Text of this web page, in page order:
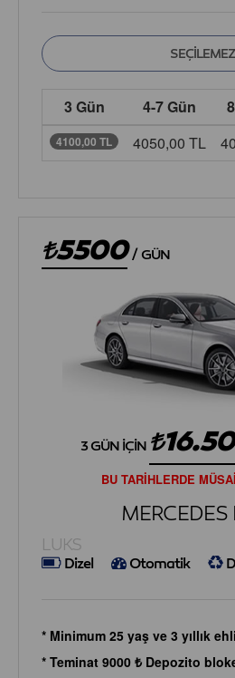
3 Gün 4-7 Gün
4100,00 TL 4050,00 TL
5500 / GÜN
3 GÜN İÇIN
BU TARİHLERDE
LUKS
Dizel Otomatik
* Minimum 25 yaş ve 3 yıllık
* Teminat 9000 ₺ Depozito